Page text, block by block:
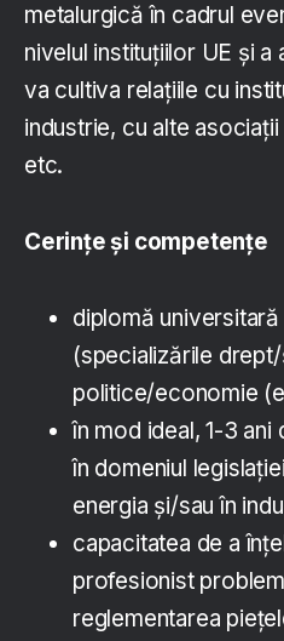
metalurgică în cadrul
nivelul instituțiilor UE și
va cultiva relațiile cu
industrie, cu alte
etc.
Cerințe și competențe
diplomă
(specializările
politice/economie
în mod ideal, 1-3
în domeniul
energia și/sau în
capacitatea de a
profesionist
reglementarea